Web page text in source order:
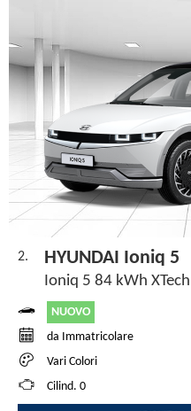
2. HYUNDAI Ioniq 5
Ioniq 5 84 kWh XTech
NUOVO
da Immatricolare
Vari Colori
Cilind. 0